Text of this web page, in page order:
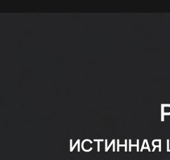
ИСТИННАЯ